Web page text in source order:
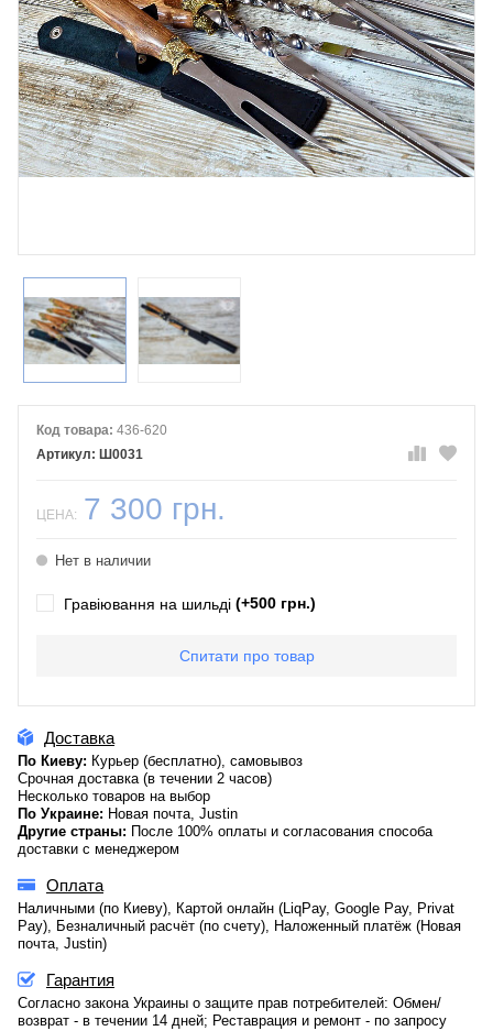
Код товара: 436-620
Ш0031
ЦЕНА: 7 300 грн.
Нет в наличии
Гравіювання на шильді (+500 грн.)
Спитати про товар
Доставка
По Киеву: Курьер (бесплатно), самовывоз
Срочная доставка (в течении 2 часов)
Несколько товаров на выбор
По Украине: Новая почта, Justin
Другие страны: После 100% оплаты и согласования способа
доставки с менеджером
Оплата
Наличными (по Киеву), Картой онлайн (LiqPay, Google Pay, Privat
Pay), Безналичный расчёт (по счету), Наложенный платёж (Новая
почта, Justin)
Гарантия
Согласно закона Украины о защите прав потребителей: Обмен/
возврат - в течении 14 дней; Реставрация и ремонт - по запросу